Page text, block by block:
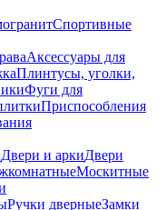
Спортивные
Аксессуары для
Плинтусы, уголки,
Фуги для
Приспособления
Двери и аркиДвери
Москитные
Ручки дверныеЗамки